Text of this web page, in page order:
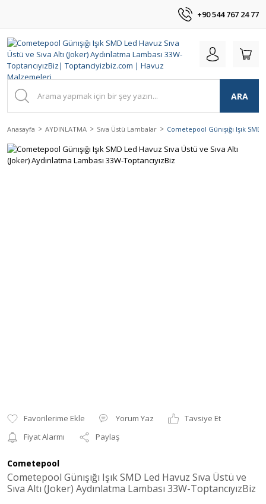
+90 544 767 24 77
ARA
Anasayfa AYDINLATMA Sıva Üstü Lambalar Cometepool Günışığı Işık
Yorum Yaz
Tavsiye Et
Fiyat Alarmı
Paylaş
Cometepool
Cometepool Günışığı Işık SMD Led Havuz Sıva Üstü ve
Sıva Altı (Joker) Aydınlatma Lambası 33W-ToptancıyızBiz